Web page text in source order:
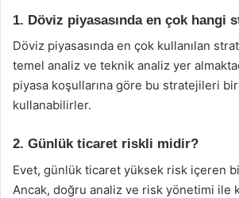
1. Döviz piyasasında en çok hangi
Döviz piyasasında en çok kullanılan
temel analiz ve teknik analiz yer
piyasa koşullarına göre bu stratejileri
kullanabilirler.
2. Günlük ticaret riskli midir?
Evet, günlük ticaret yüksek risk içeren
Ancak, doğru analiz ve risk yönetimi ile